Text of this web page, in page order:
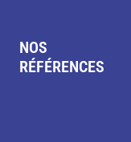
NOS
RÉFÉRENCES